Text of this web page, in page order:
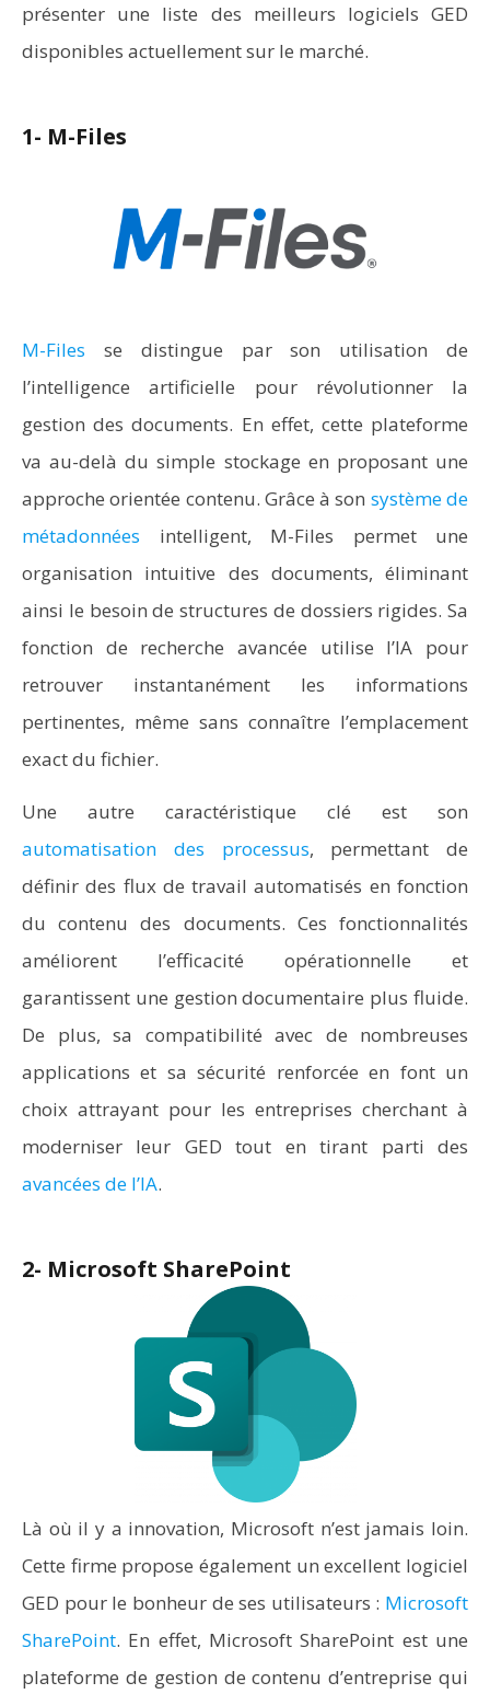
présenter une liste des meilleurs logiciels GED
disponibles actuellement sur le marché.
1- M-Files
M-Files se distingue par son utilisation de
l’intelligence artificielle pour révolutionner la
gestion des documents. En effet, cette plateforme
va au-delà du simple stockage en proposant une
approche orientée contenu. Grâce à son système de
métadonnées intelligent, M-Files permet une
organisation intuitive des documents, éliminant
ainsi le besoin de structures de dossiers rigides. Sa
fonction de recherche avancée utilise l’IA pour
retrouver instantanément les informations
pertinentes, même sans connaître l’emplacement
exact du fichier.
Une autre caractéristique clé est son
automatisation des processus, permettant de
définir des flux de travail automatisés en fonction
du contenu des documents. Ces fonctionnalités
améliorent l’efficacité opérationnelle et
garantissent une gestion documentaire plus fluide.
De plus, sa compatibilité avec de nombreuses
applications et sa sécurité renforcée en font un
choix attrayant pour les entreprises cherchant à
moderniser leur GED tout en tirant parti des
avancées de l’IA.
2- Microsoft SharePoint
Là où il y a innovation, Microsoft n’est jamais loin.
Cette firme propose également un excellent logiciel
GED pour le bonheur de ses utilisateurs : Microsoft
SharePoint. En effet, Microsoft SharePoint est une
plateforme de gestion de contenu d’entreprise qui